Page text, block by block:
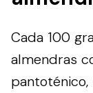
Cada 100
almendras
pantoténico,